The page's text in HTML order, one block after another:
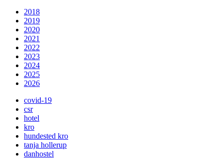
2018
2019
2020
2021
2022
2023
2024
2025
2026
covid-19
csr
hotel
kro
hundested kro
tanja hollerup
danhostel